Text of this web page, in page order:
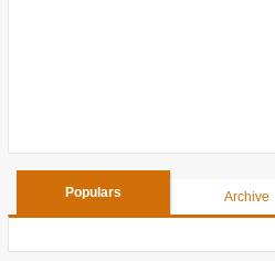
Populars Archive